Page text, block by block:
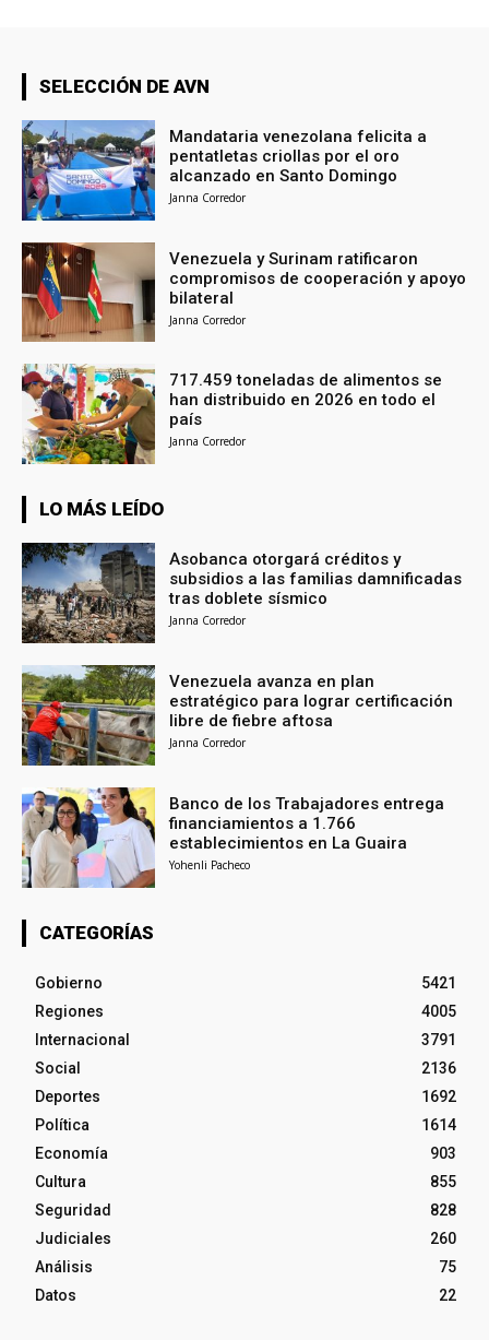
SELECCIÓN DE AVN
Mandataria venezolana felicita a
pentatletas criollas por el oro
alcanzado en Santo Domingo
Janna Corredor
Venezuela y Surinam ratificaron
compromisos de cooperación y apoyo
bilateral
Janna Corredor
717.459 toneladas de alimentos se
han distribuido en 2026 en todo el
país
Janna Corredor
LO MÁS LEÍDO
Asobanca otorgará créditos y
subsidios a las familias damnificadas
tras doblete sísmico
Janna Corredor
Venezuela avanza en plan
estratégico para lograr certificación
libre de fiebre aftosa
Janna Corredor
Banco de los Trabajadores entrega
financiamientos a 1.766
establecimientos en La Guaira
Yohenli Pacheco
CATEGORÍAS
Gobierno
5421
Regiones
4005
Internacional
3791
Social
2136
Deportes
1692
Política
1614
Economía
903
Cultura
855
Seguridad
828
Judiciales
260
Análisis
75
Datos
22